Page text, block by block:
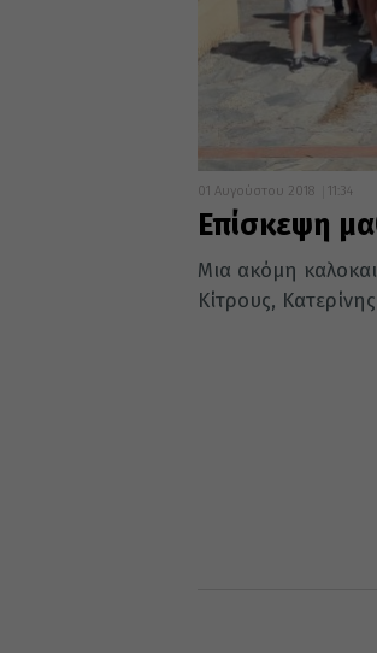
01 Αυγούστου 2018 11:34
Επίσκεψη
Μια ακόμη
Κίτρους,